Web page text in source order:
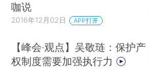
咖说
2016年12月02日 APP打开
【峰会·观点】吴敬琏：保护产
权制度需要加强执行力